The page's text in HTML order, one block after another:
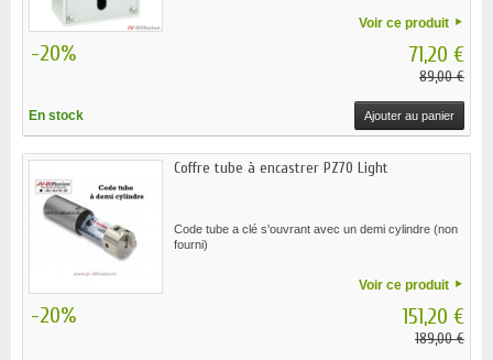
Voir ce produit
-20% 71,20 €
89,00 €
En stock Ajouter au panier
Coffre tube à encastrer PZ70 Light
Code tube a clé s'ouvrant avec un demi cylindre (non
fourni)
Voir ce produit
-20% 151,20 €
189,00 €